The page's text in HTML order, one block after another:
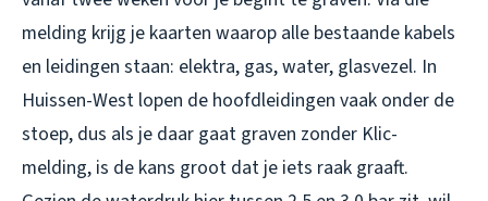
melding krijg je kaarten waarop alle bestaande kabels
en leidingen staan: elektra, gas, water, glasvezel. In
Huissen-West lopen de hoofdleidingen vaak onder de
stoep, dus als je daar gaat graven zonder Klic-
melding, is de kans groot dat je iets raak graaft.